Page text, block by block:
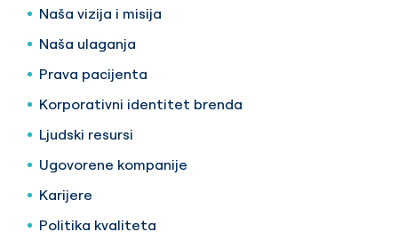
Naša vizija i misija
Naša ulaganja
Prava pacijenta
Korporativni identitet brenda
Ljudski resursi
Ugovorene kompanije
Karijere
Politika kvaliteta